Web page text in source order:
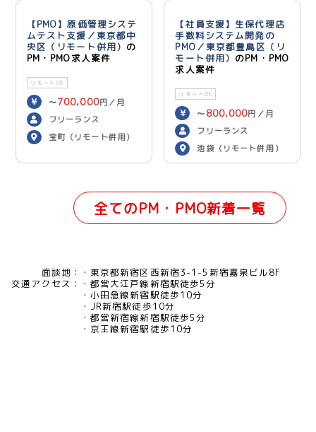
【PMO】原価管理システ
ムテスト支援／東京都中
央区（リモート併用） の
PM・PMO求人案件
リモートOK
〜700,000円／月
フリーランス
宝町（リモート併用）
【社員支援】生保代理店
手数料システム開発の
PMO／東京都豊島区（リ
モート併用） のPM・PMO
求人案件
リモートOK
〜 800,000円／月
フリーランス
池袋（リモート併用）
全てのPM・PMO新着一覧
面談地：
東京都新宿区西新宿3-1-5新宿嘉泉ビル8F
交通アクセス：
都営大江戸線新宿駅徒歩5分
小田急線新宿駅徒歩10分
JR新宿駅徒歩10分
都営新宿線新宿駅徒歩5分
京王線新宿駅徒歩10分